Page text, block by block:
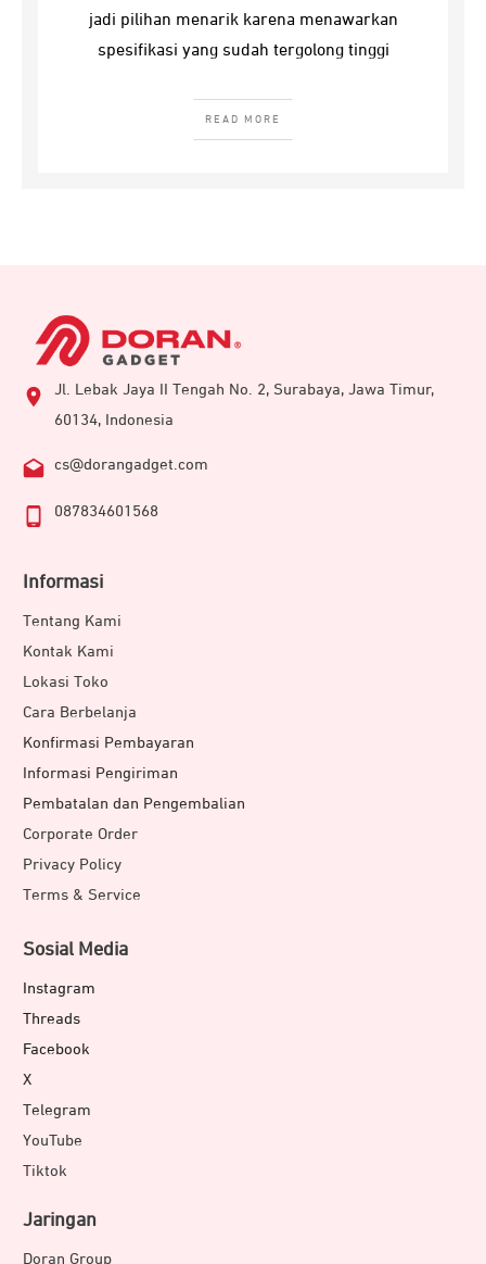
jadi pilihan menarik karena menawarkan
spesifikasi yang sudah tergolong tinggi
READ MORE
Jl. Lebak Jaya II Tengah No. 2, Surabaya, Jawa Timur,
60134, Indonesia
cs@dorangadget.com
087834601568
Informasi
Tentang Kami
Kontak Kami
Lokasi Toko
Cara Berbelanja
Konfirmasi Pembayaran
Informasi Pengiriman
Pembatalan dan Pengembalian
Corporate Order
Privacy Policy
Terms & Service
Sosial Media
Instagram
Threads
Facebook
X
Telegram
YouTube
Tiktok
Jaringan
Doran Group